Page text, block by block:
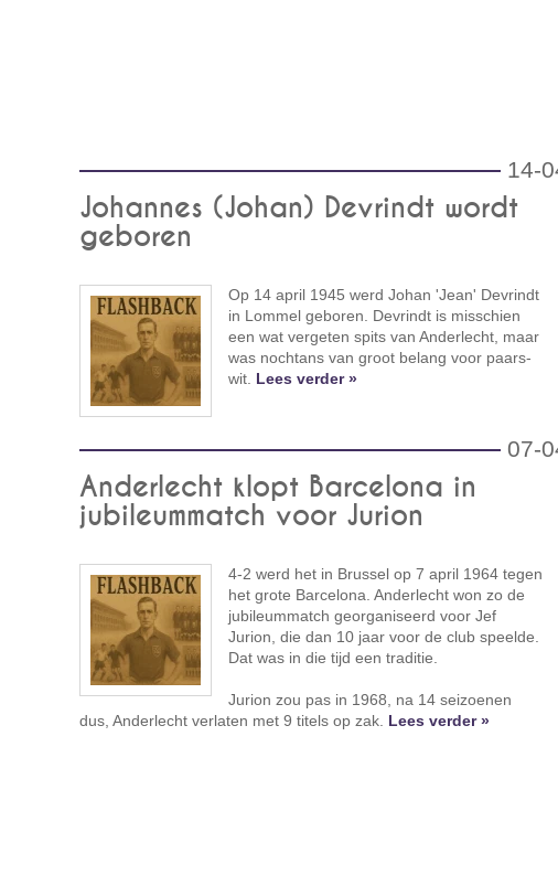
14-
Johannes (Johan) Devrindt wordt
geboren
Op 14 april 1945 werd Johan 'Jean' Devrindt
in Lommel geboren. Devrindt is misschien
een wat vergeten spits van Anderlecht, maar
was nochtans van groot belang voor paars-
wit. Lees verder »
07-
Anderlecht klopt Barcelona in
jubileummatch voor Jurion
4-2 werd het in Brussel op 7 april 1964 tegen
het grote Barcelona. Anderlecht won zo de
jubileummatch georganiseerd voor Jef
Jurion, die dan 10 jaar voor de club speelde.
Dat was in die tijd een traditie.
Jurion zou pas in 1968, na 14 seizoenen
dus, Anderlecht verlaten met 9 titels op zak. Lees verder »